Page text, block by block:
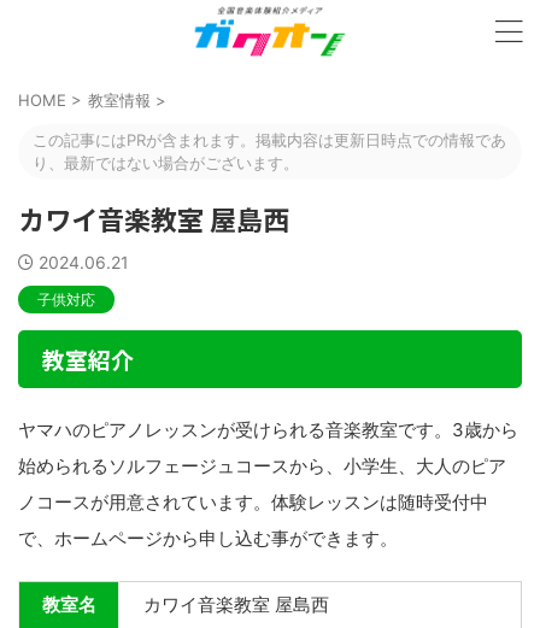
HOME > 教室情報 >
この記事にはPRが含まれます。掲載内容は更新日時点での情報であ
り、最新ではない場合がございます。
カワイ音楽教室 屋島西
2024.06.21
子供対応
教室紹介
ヤマハのピアノレッスンが受けられる音楽教室です。3歳から
始められるソルフェージュコースから、小学生、大人のピア
ノコースが用意されています。体験レッスンは随時受付中
で、ホームページから申し込む事ができます。
教室名 カワイ音楽教室 屋島西